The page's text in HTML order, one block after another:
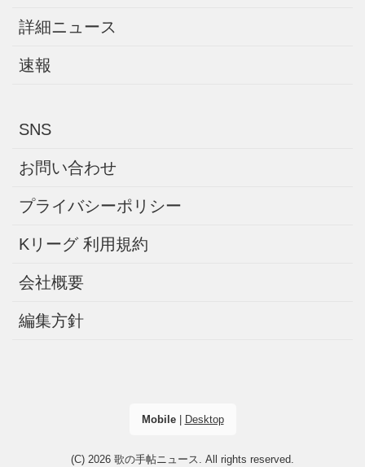
詳細ニュース
速報
SNS
お問い合わせ
プライバシーポリシー
Kリーグ 利用規約
会社概要
編集方針
Mobile| Desktop
(C) 2026 歌の手帖ニュース. All rights reserved.